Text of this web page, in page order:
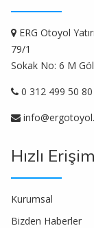
ERG Otoyol
79/1
Sokak No: 6 M
0 312 499 50 80
Hızlı Erişim
Kurumsal
Bizden Haberler